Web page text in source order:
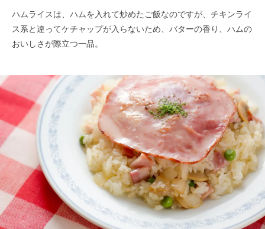
ハムライスは、ハムを入れて炒めたご飯なのですが、チキンライ
ス系と違ってケチャップが入らないため、バターの香り、ハムの
おいしさが際立つ一品。